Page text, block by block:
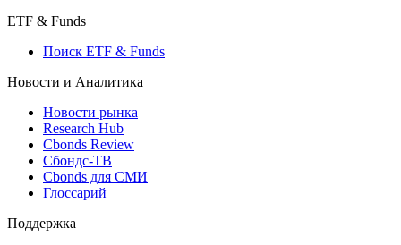
ETF & Funds
Поиск ETF & Funds
Новости и Аналитика
Новости рынка
Research Hub
Cbonds Review
Сбондс-ТВ
Cbonds для СМИ
Глоссарий
Поддержка